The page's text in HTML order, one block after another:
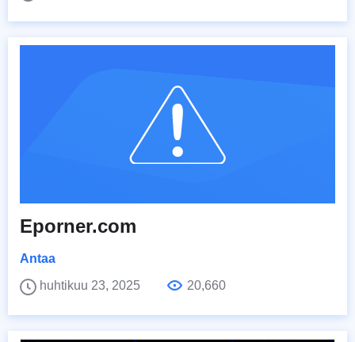
Eporner.com
Antaa
huhtikuu 23, 2025
20,660